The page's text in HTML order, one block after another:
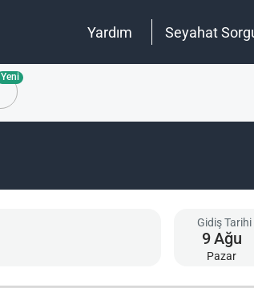
Yardım Seyahat
Yeni
Gidiş Tarihi
9Ağu
Pazar